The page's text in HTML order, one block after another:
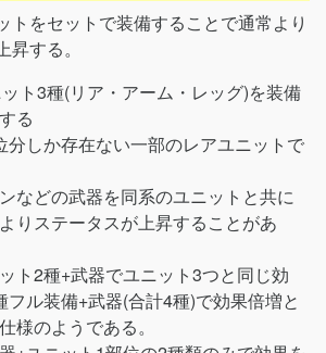
トをセットで装備することで通常より
する。
ト3種(リア・アーム・レッグ)を装備
る
分しか存在ない一部のレアユニットで
などの武器を同系のユニットと共に
りステータスが上昇することがあ
ト2種+武器でユニット3つと同じ効
フル装備+武器(合計4種)で効果倍増と
様のようである。